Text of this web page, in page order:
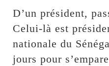
D’un président,
Celui-là est
nationale du
jours pour